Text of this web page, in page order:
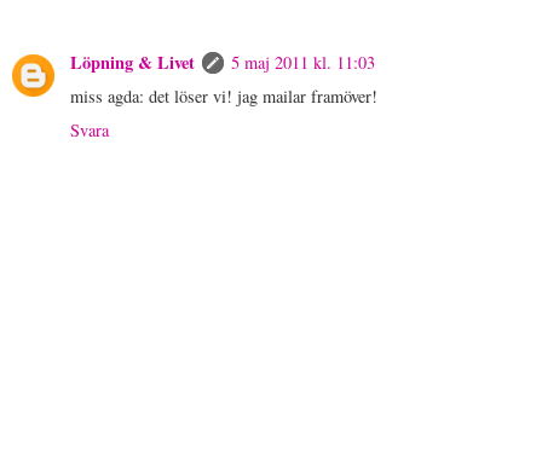
Löpning & Livet
5 maj 2011 kl. 11:03
miss agda: det löser vi! jag mailar framöver!
Svara